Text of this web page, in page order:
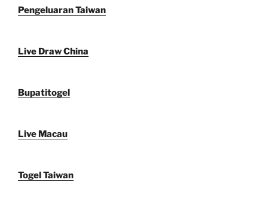
Pengeluaran Taiwan
Live Draw China
Bupatitogel
Live Macau
Togel Taiwan